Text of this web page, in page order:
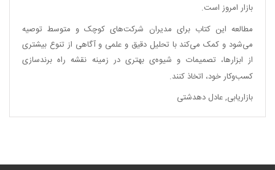
بازار امروز است.
مطالعه این کتاب برای مدیران شرکت‌های کوچک و متوسط توصیه
می‌شود و کمک می‌کند با تحلیل دقیق و علمی و آگاهی از تنوع بیشتری
از ابزارها، تصمیمات و شیوه‌ی بهتری در زمینه نقشه راه برندسازی
کسب‌وکار خود، اتخاذ کنند.
بازاریابی,عادل دهدشتی